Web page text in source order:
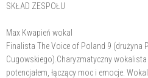
SKŁAD ZESPOŁU
Max Kwapień wokal
Finalista The Voice of Poland 9 (drużyna
Cugowskiego).Charyzmatyczny
potencjałem, łączący moc i emocje.